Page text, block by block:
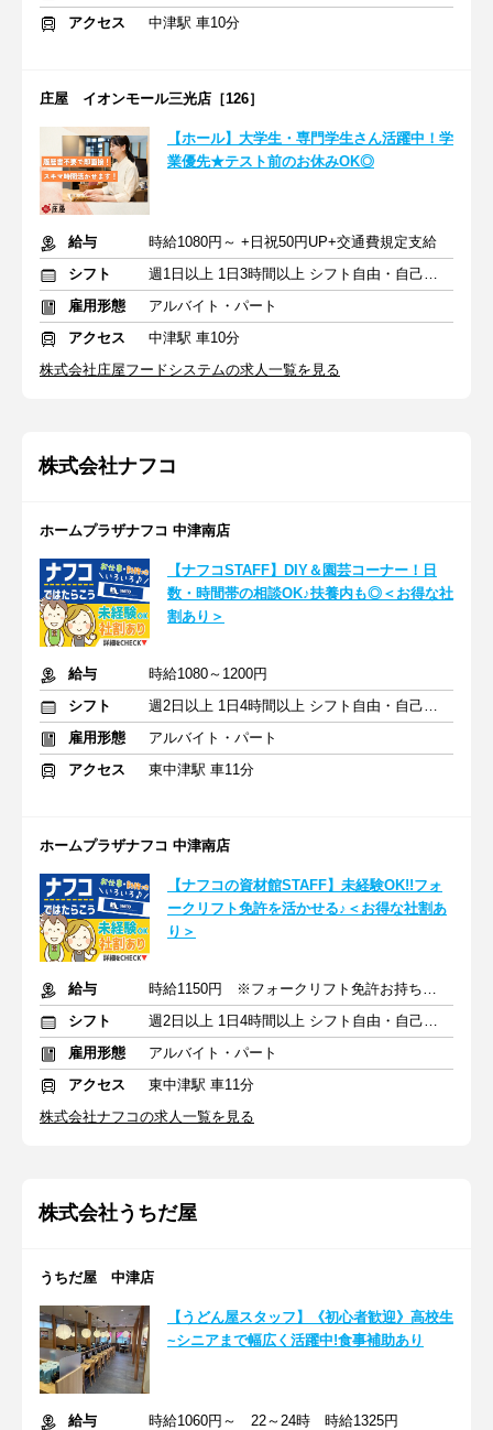
アクセス
中津駅 車10分
庄屋 イオンモール三光店［126］
【ホール】大学生・専門学生さん活躍中！学
業優先★テスト前のお休みOK◎
給与
時給1080円～ +日祝50円UP+交通費規定支給
シフト
週1日以上 1日3時間以上 シフト自由・自己申告
雇用形態
アルバイト・パート
アクセス
中津駅 車10分
株式会社庄屋フードシステムの求人一覧を見る
株式会社ナフコ
ホームプラザナフコ 中津南店
【ナフコSTAFF】DIY＆園芸コーナー！日
数・時間帯の相談OK♪扶養内も◎＜お得な社
割あり＞
給与
時給1080～1200円
シフト
週2日以上 1日4時間以上 シフト自由・自己申告
雇用形態
アルバイト・パート
アクセス
東中津駅 車11分
ホームプラザナフコ 中津南店
【ナフコの資材館STAFF】未経験OK!!フォ
ークリフト免許を活かせる♪＜お得な社割あ
り＞
給与
時給1150円 ※フォークリフト免許お持ちの方は＋５０円
シフト
週2日以上 1日4時間以上 シフト自由・自己申告
雇用形態
アルバイト・パート
アクセス
東中津駅 車11分
株式会社ナフコの求人一覧を見る
株式会社うちだ屋
うちだ屋 中津店
【うどん屋スタッフ】《初心者歓迎》高校生
~シニアまで幅広く活躍中!食事補助あり
給与
時給1060円～ 22～24時 時給1325円